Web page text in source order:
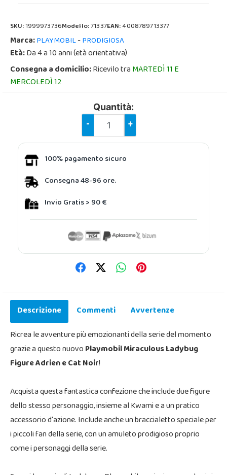
SKU:1999973736Modello:71337EAN:4008789713377
Marca:PLAYMOBIL-PRODIGIOSA
Età:Da 4 a 10 anni (età orientativa)
Consegna a domicilio:Ricevilo traMARTEDÌ 11 E
MERCOLEDÌ 12
Quantità:
- +
100% pagamento sicuro
Consegna 48-96 ore.
Invio Gratis > 90 €
Descrizione Commenti
Avvertenze
Ricrea le avventure più emozionanti della serie del momento
grazie a questo nuovoPlaymobil Miraculous Ladybug
Figure Adrien e Cat Noir!
Acquista questa fantastica confezione che include due figure
dello stesso personaggio, insieme al Kwami e a un pratico
accessorio d'azione. Include anche un braccialetto speciale per
i piccoli fan della serie, con un amuleto prodigioso proprio
come i personaggi della serie.